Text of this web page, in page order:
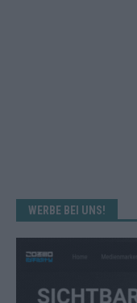
WERBE BEI UNS!